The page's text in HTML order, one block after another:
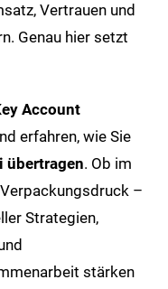
Vertrauen und
Genau hier setzt
Account
erfahren, wie Sie
übertragen. Ob im
–
Strategien,
stärken